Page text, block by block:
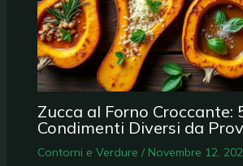
Zucca al Forno Croccante:
Condimenti Diversi da
Contorni e Verdure / Novembre 12,